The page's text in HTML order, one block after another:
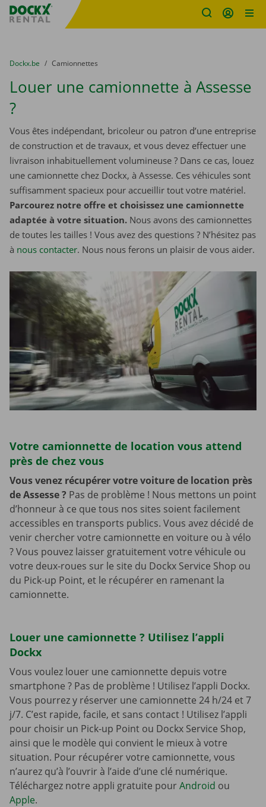
sitename
You are here:
du
Dockx.be to
Camionnettes
Louer une camionnette à Assesse
?
Vous êtes indépendant, bricoleur ou patron d’une entreprise
de construction et de travaux, et vous devez effectuer une
livraison inhabituellement volumineuse ? Dans ce cas, louez
une camionnette chez Dockx, à Assesse. Ces véhicules sont
suffisamment spacieux pour accueillir tout votre matériel.
Parcourez notre offre et choisissez une camionnette
adaptée à votre situation. Nous avons des camionnettes
de toutes les tailles ! Vous avez des questions ? N’hésitez pas
à nous contacter. Nous nous ferons un plaisir de vous aider.
Votre camionnette de location vous attend
près de chez vous
Vous venez récupérer votre voiture de location près
de Assesse? Pas de problème ! Nous mettons un point
d’honneur à ce que tous nos sites soient facilement
accessibles en transports publics. Vous avez décidé de
venir chercher votre camionnette en voiture ou à vélo
? Vous pouvez laisser gratuitement votre véhicule ou
votre deux-roues sur le site du Dockx Service Shop ou
du Pick-up Point, et le récupérer en ramenant la
camionnette.
Louer une camionnette ? Utilisez l’appli
Dockx
Vous voulez louer une camionnette depuis votre
smartphone ? Pas de problème ! Utilisez l’appli Dockx.
Vous pourrez y réserver une camionnette 24 h/24 et 7
j/7. C’est rapide, facile, et sans contact ! Utilisez l’appli
pour choisir un Pick-up Point ou Dockx Service Shop,
ainsi que le modèle qui convient le mieux à votre
situation. Pour récupérer votre camionnette, vous
n’aurez qu’à l’ouvrir à l’aide d’une clé numérique.
Téléchargez notre appli gratuite pourAndroid ou
Apple.